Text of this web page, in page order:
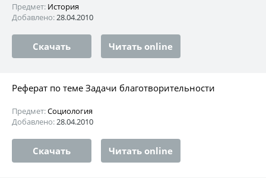
Предмет: История
Добавлено:28.04.2010
Скачать Читать online
Реферат по теме Задачи благотворительности
Предмет:Социология
Добавлено:28.04.2010
Скачать Читать online